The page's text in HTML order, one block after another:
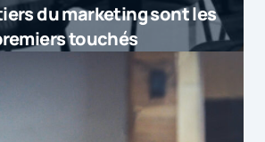
du marketing sont les
touchés